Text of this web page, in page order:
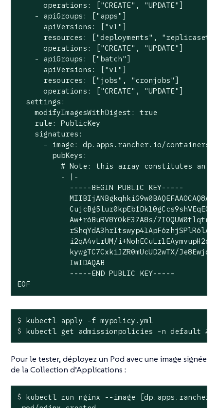
      operations: ["CREATE", "UPDATE"]
    - apiGroups: ["apps"]
      apiVersions: ["v1"]
resources: ["deployments",
      operations: ["CREATE", "UPDATE"]
    - apiGroups: ["batch"]
      apiVersions: ["v1"]
      resources: ["jobs", "cronjobs"]
      operations: ["CREATE", "UPDATE"]
  settings:
    modifyImagesWithDigest: true
    rule: PublicKey
    signatures:
      - image: dp.apps.rancher.io/containers/*
        pubKeys:
# Note: this array constitutes an
          - |-
            -----BEGIN PUBLIC KEY-----
Aw+r6BuRV8YOkE37A8s/
i2qA4vLrUM/
kywgTC7CxkiJZR0mUcUD2wTX/
            IwIDAQAB
            -----END PUBLIC KEY-----
EOF
$ kubectl apply -f mypolicy.yml
$ kubectl get admissionpolicies -n default #
Pour le tester, déployez un Pod avec une image signée
de la Collection d’Applications :
$ kubectl run nginx --image